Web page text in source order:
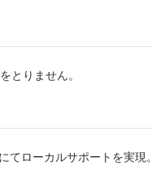
とりません。
ローカルサポートを実現。